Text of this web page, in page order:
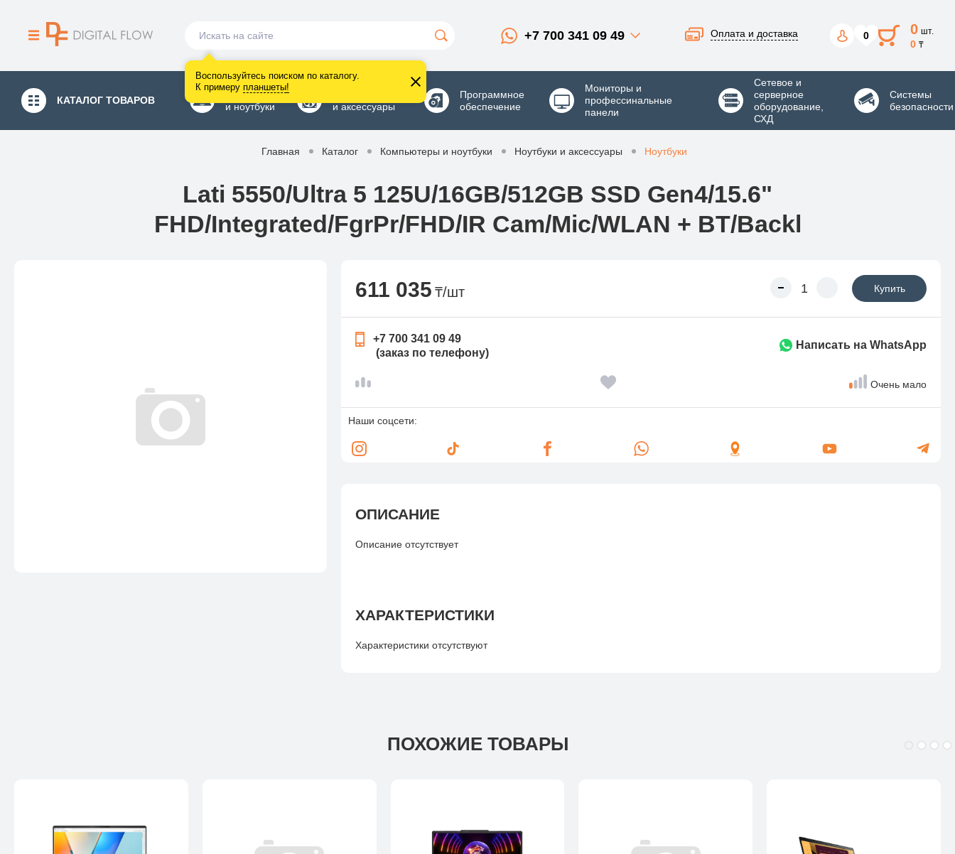
Воспользуйтесь поиском по каталогу.
К примеру планшеты!
+7 700 341 09 49 Оплата и доставка 0 0 шт.
0 ₸
КАТАЛОГ ТОВАРОВ
Компьютеры
и ноутбуки
и аксессуары
Программное
обеспечение
Мониторы и
профессинальные
панели
Сетевое и
серверное
оборудование,
СХД
Системы
безопасности
Главная Каталог Компьютеры и ноутбуки Ноутбуки и аксессуары Ноутбуки
Lati 5550/Ultra 5 125U/16GB/512GB SSD Gen4/15.6"
FHD/Integrated/FgrPr/FHD/IR Cam/Mic/WLAN + BT/Backl
ОПИСАНИЕ
Описание отсутствует
ХАРАКТЕРИСТИКИ
Характеристики отсутствуют
611 035 ₸/шт Купить
+7 700 341 09 49
(заказ по телефону)
Написать на WhatsApp
Очень мало
Наши соцсети:
ПОХОЖИЕ ТОВАРЫ